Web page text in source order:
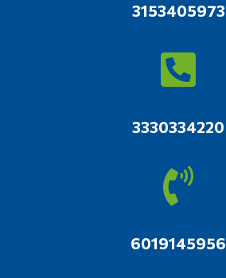
3153405973
3330334220
6019145956